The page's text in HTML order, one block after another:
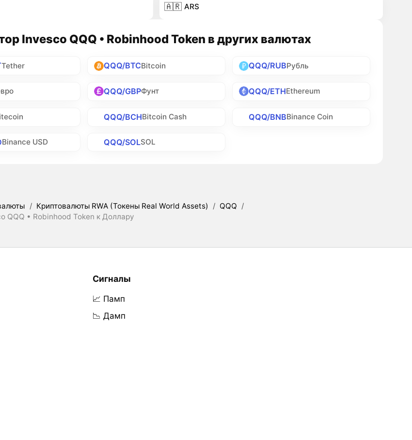
🇦🇷 ARS
Invesco QQQ • Robinhood Token в других валютах
Tether QQQ/BTCBitcoin QQQ/RUBРубль
QQQ/GBPФунт QQQ/ETHEthereum
QQQ/BCHBitcoin Cash QQQ/BNBBinance Coin
Binance USD QQQ/SOLSOL
/ Криптовалюты RWA (Токены Real World Assets) / QQQ /
QQQ • Robinhood Token к Доллару
Сигналы
📈 Памп
📉 Дамп